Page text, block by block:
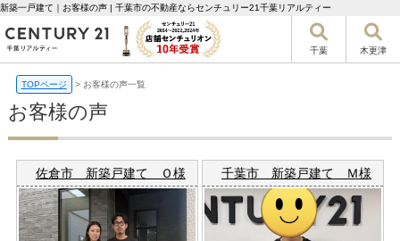
新築一戸建て｜お客様の声 | 千葉市の不動産ならセンチュリー21千葉リアルティー
千葉 木更津
TOPページ > お客様の声一覧
お客様の声
佐倉市 新築戸建て Ｏ様 千葉市 新築戸建て Ｍ様